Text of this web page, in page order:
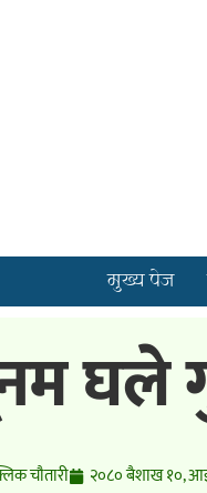
मुख्य पेज
घले
चाैतारी २०८० बैशाख १०,